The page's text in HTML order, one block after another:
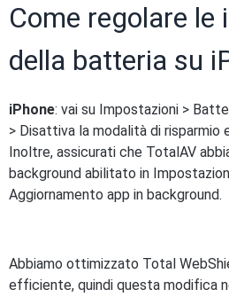
Come regolare le
della batteria su
iPhone: vai su Impostazioni >
> Disattiva la modalità di risparmio
Inoltre, assicurati che TotalAV
background abilitato in
Aggiornamento app in background.
Abbiamo ottimizzato Total
efficiente, quindi questa modifica